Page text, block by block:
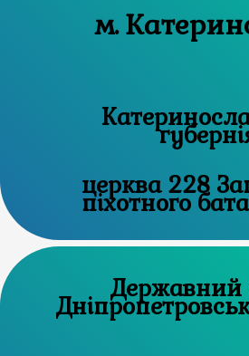
м.
церква 228
піхотного
Державний